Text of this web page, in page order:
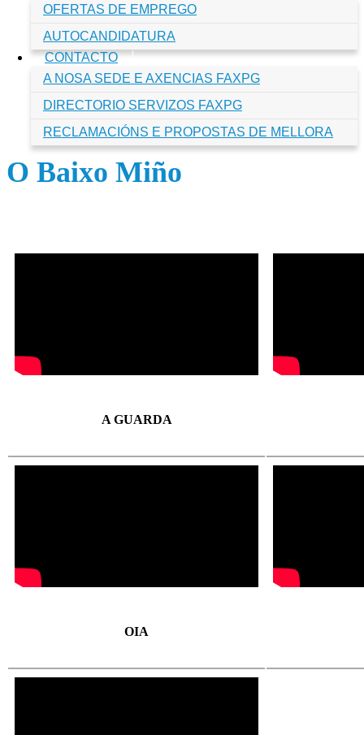
OFERTAS DE EMPREGO
AUTOCANDIDATURA
CONTACTO
A NOSA SEDE E AXENCIAS FAXPG
DIRECTORIO SERVIZOS FAXPG
RECLAMACIÓNS E PROPOSTAS DE MELLORA
O Baixo Miño
A GUARDA
OIA